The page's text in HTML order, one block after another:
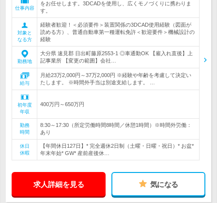
仕事内容
をお任せします。3DCADを使用し、広くモノづくりに携わりま
す。
対象と
なる方
経験者歓迎！＜必須要件＞装置関係の3DCAD使用経験（図面が
読める方）、普通自動車第一種運転免許＜歓迎要件＞機械設計の
経験
勤務地
大分県 速見郡 日出町藤原2553-1 ◎車通勤OK 【雇入れ直後】上
記事業所 【変更の範囲】会社…
給与
月給23万2,000円～37万2,000円 ※経験や年齢を考慮して決定い
たします。 ※時間外手当は別途支給します。 …
初年度
年収
400万円～650万円
勤務
時間
8:30～17:30（所定労働時間8時間／休憩1時間）※時間外労働：
あり
休日
休暇
【年間休日127日】* 完全週休2日制（土曜・日曜・祝日）* お盆*
年末年始* GW* 産前産後休…
求人詳細を見る 気になる